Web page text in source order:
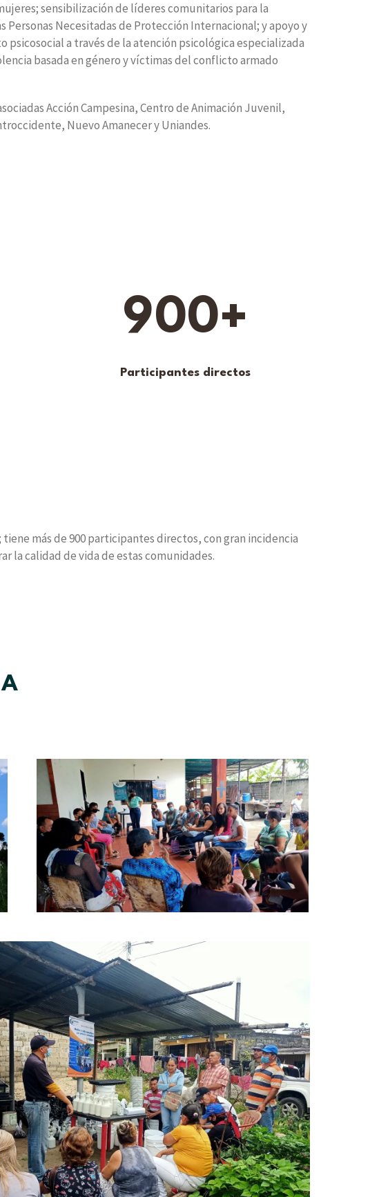
sensibilización de líderes comunitarios para la
Personas Necesitadas de Protección Internacional; y apoyo y
psicosocial a través de la atención psicológica especializada
basada en género y víctimas del conflicto armado
Acción Campesina, Centro de Animación Juvenil,
Nuevo Amanecer y Uniandes.
900+
Participantes directos
más de 900 participantes directos, con gran incidencia
la calidad de vida de estas comunidades.